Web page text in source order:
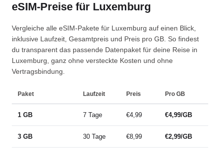
eSIM-Preise für Luxemburg
Vergleiche alle eSIM-Pakete für Luxemburg auf einen Blick,
inklusive Laufzeit, Gesamtpreis und Preis pro GB. So findest
du transparent das passende Datenpaket für deine Reise in
Luxemburg, ganz ohne versteckte Kosten und ohne
Vertragsbindung.
Paket Laufzeit Preis Pro GB
1 GB 7 Tage €4,99 €4,99/GB
3 GB 30 Tage €8,99 €2,99/GB